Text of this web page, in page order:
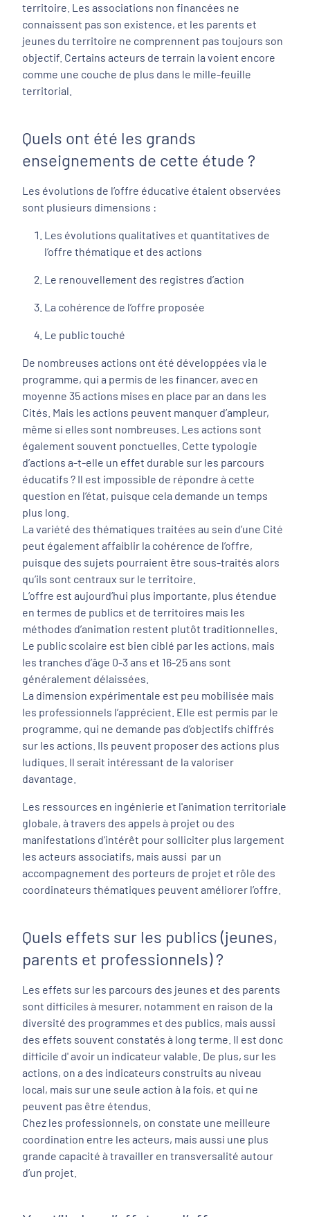
territoire. Les associations non financées ne
connaissent pas son existence, et les parents et
jeunes du territoire ne comprennent pas toujours son
objectif. Certains acteurs de terrain la voient encore
comme une couche de plus dans le mille-feuille
territorial.
Quels ont été les grands
enseignements de cette étude ?
Les évolutions de l’offre éducative étaient observées
sont plusieurs dimensions :
Les évolutions qualitatives et quantitatives de
l’offre thématique et des actions
Le renouvellement des registres d’action
La cohérence de l’offre proposée
Le public touché
De nombreuses actions ont été développées via le
programme, qui a permis de les financer, avec en
moyenne 35 actions mises en place par an dans les
Cités. Mais les actions peuvent manquer d’ampleur,
même si elles sont nombreuses. Les actions sont
également souvent ponctuelles. Cette typologie
d’actions a-t-elle un effet durable sur les parcours
éducatifs ? Il est impossible de répondre à cette
question en l’état, puisque cela demande un temps
plus long.
La variété des thématiques traitées au sein d’une Cité
peut également affaiblir la cohérence de l’offre,
puisque des sujets pourraient être sous-traités alors
qu’ils sont centraux sur le territoire.
L’offre est aujourd’hui plus importante, plus étendue
en termes de publics et de territoires mais les
méthodes d’animation restent plutôt traditionnelles.
Le public scolaire est bien ciblé par les actions, mais
les tranches d’âge 0-3 ans et 16-25 ans sont
généralement délaissées.
La dimension expérimentale est peu mobilisée mais
les professionnels l’apprécient. Elle est permis par le
programme, qui ne demande pas d’objectifs chiffrés
sur les actions. Ils peuvent proposer des actions plus
ludiques. Il serait intéressant de la valoriser
davantage.
Les ressources en ingénierie et l'animation territoriale
globale, à travers des appels à projet ou des
manifestations d’intérêt pour solliciter plus largement
les acteurs associatifs, mais aussi par un
accompagnement des porteurs de projet et rôle des
coordinateurs thématiques peuvent améliorer l’offre.
Quels effets sur les publics (jeunes,
parents et professionnels) ?
Les effets sur les parcours des jeunes et des parents
sont difficiles à mesurer, notamment en raison de la
diversité des programmes et des publics, mais aussi
des effets souvent constatés à long terme. Il est donc
difficile d' avoir un indicateur valable. De plus, sur les
actions, on a des indicateurs construits au niveau
local, mais sur une seule action à la fois, et qui ne
peuvent pas être étendus.
Chez les professionnels, on constate une meilleure
coordination entre les acteurs, mais aussi une plus
grande capacité à travailler en transversalité autour
d’un projet.